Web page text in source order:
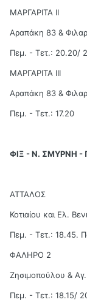
ΜΑΡΓΑΡΙΤΑ ΙΙ
Αραπάκη 83 &
Πεμ. - Τετ.: 20.20/
ΜΑΡΓΑΡΙΤΑ ΙΙΙ
Αραπάκη 83 &
Πεμ. - Τετ.: 17.20
ΦΙΞ - Ν. ΣΜΥΡΝΗ -
ΑΤΤΑΛΟΣ
Κοτιαίου και Ελ.
Πεμ. - Τετ.: 18.45.
ΦΑΛΗΡΟ 2
Ζησιμοπούλου &
Πεμ. - Τετ.: 18.15/